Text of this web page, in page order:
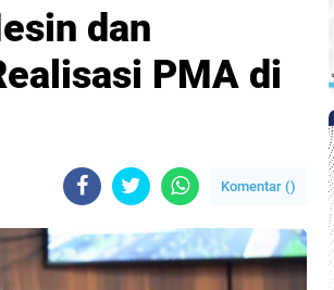
dan
PMA di
Komentar ()